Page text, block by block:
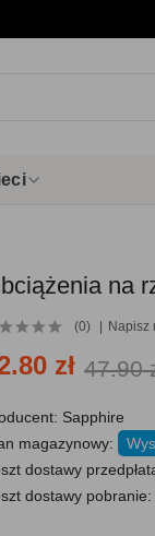
na
(0) Napisz
zł 47.90
Sapphire
magazynowy:
dostawy
dostawy pobranie: